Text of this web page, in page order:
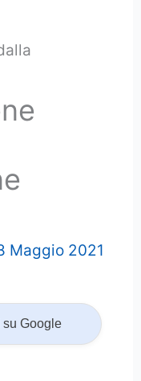
Maggio 2021
Google